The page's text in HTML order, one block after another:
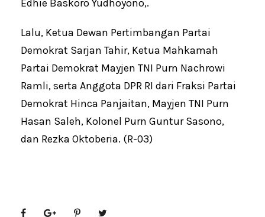
Edhie Baskoro Yudhoyono,.
Lalu, Ketua Dewan Pertimbangan Partai
Demokrat Sarjan Tahir, Ketua Mahkamah
Partai Demokrat Mayjen TNI Purn Nachrowi
Ramli, serta Anggota DPR RI dari Fraksi Partai
Demokrat Hinca Panjaitan, Mayjen TNI Purn
Hasan Saleh, Kolonel Purn Guntur Sasono,
dan Rezka Oktoberia. (R-03)